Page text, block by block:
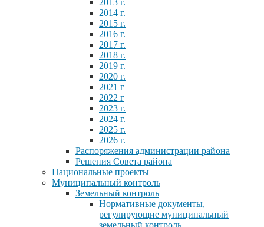
2014 г.
2015 г.
2016 г.
2017 г.
2018 г.
2019 г.
2020 г.
2021 г
2022 г
2023 г.
2024 г.
2025 г.
2026 г.
Распоряжения администрации района
Решения Совета района
Национальные проекты
Муниципальный контроль
Земельный контроль
Нормативные документы,
регулирующие муниципальный
земельный контроль